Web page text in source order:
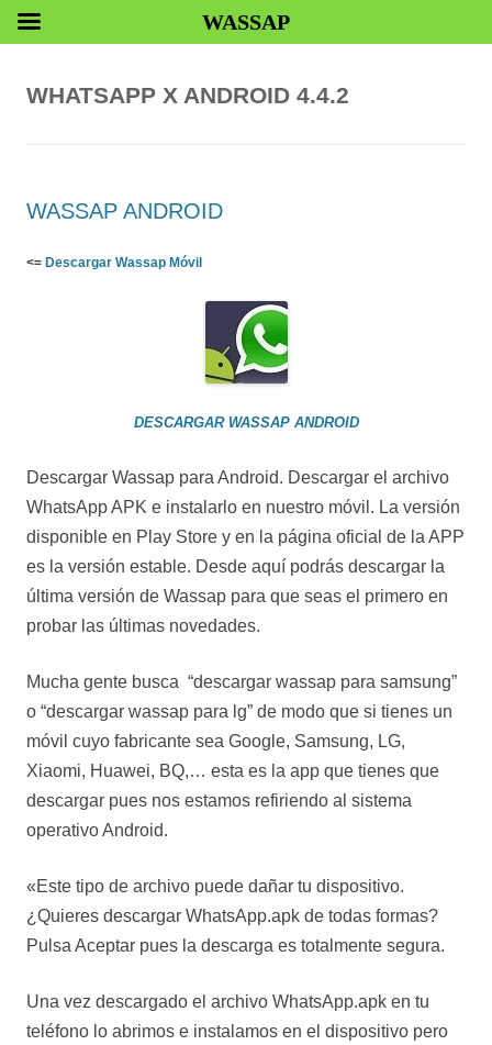
WHATSAPP X ANDROID 4.4.2
WASSAP ANDROID
<= Descargar Wassap Móvil
DESCARGAR WASSAP ANDROID
Descargar Wassap para Android. Descargar el archivo
WhatsApp APK e instalarlo en nuestro móvil. La versión
disponible en Play Store y en la página oficial de la APP
es la versión estable. Desde aquí podrás descargar la
última versión de Wassap para que seas el primero en
probar las últimas novedades.
Mucha gente busca “descargar wassap para samsung”
o “descargar wassap para lg” de modo que si tienes un
móvil cuyo fabricante sea Google, Samsung, LG,
Xiaomi, Huawei, BQ,… esta es la app que tienes que
descargar pues nos estamos refiriendo al sistema
operativo Android.
«Este tipo de archivo puede dañar tu dispositivo.
¿Quieres descargar WhatsApp.apk de todas formas?
Pulsa Aceptar pues la descarga es totalmente segura.
Una vez descargado el archivo WhatsApp.apk en tu
teléfono lo abrimos e instalamos en el dispositivo pero
WASSAP